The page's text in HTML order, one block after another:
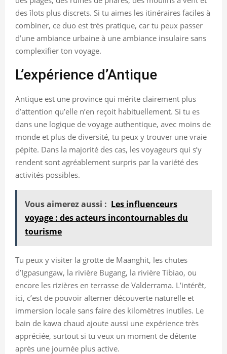
des îlots plus discrets. Si tu aimes les itinéraires faciles à
combiner, ce duo est très pratique, car tu peux passer
d’une ambiance urbaine à une ambiance insulaire sans
complexifier ton voyage.
L’expérience d’Antique
Antique est une province qui mérite clairement plus
d’attention qu’elle n’en reçoit habituellement. Si tu es
dans une logique de voyage authentique, avec moins de
monde et plus de diversité, tu peux y trouver une vraie
pépite. Dans la majorité des cas, les voyageurs qui s’y
rendent sont agréablement surpris par la variété des
activités possibles.
Vous aimerez aussi : Les influenceurs
voyage : des acteurs incontournables du
tourisme
Tu peux y visiter la grotte de Maanghit, les chutes
d’Igpasungaw, la rivière Bugang, la rivière Tibiao, ou
encore les rizières en terrasse de Valderrama. L’intérêt,
ici, c’est de pouvoir alterner découverte naturelle et
immersion locale sans faire des kilomètres inutiles. Le
bain de kawa chaud ajoute aussi une expérience très
appréciée, surtout si tu veux un moment de détente
après une journée plus active.